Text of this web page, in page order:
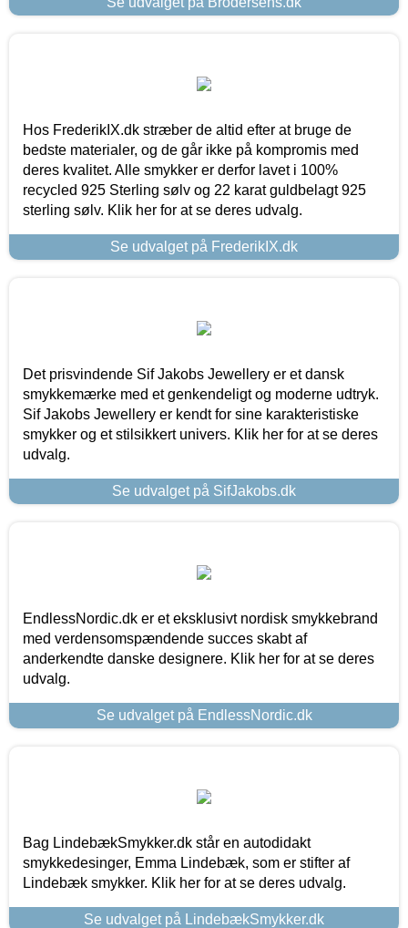
Hos FrederikIX.dk stræber de altid efter at bruge de
bedste materialer, og de går ikke på kompromis med
deres kvalitet. Alle smykker er derfor lavet i 100%
recycled 925 Sterling sølv og 22 karat guldbelagt 925
sterling sølv. Klik her for at se deres udvalg.
Se udvalget på FrederikIX.dk
Det prisvindende Sif Jakobs Jewellery er et dansk
smykkemærke med et genkendeligt og moderne udtryk.
Sif Jakobs Jewellery er kendt for sine karakteristiske
smykker og et stilsikkert univers. Klik her for at se deres
udvalg.
Se udvalget på SifJakobs.dk
EndlessNordic.dk er et eksklusivt nordisk smykkebrand
med verdensomspændende succes skabt af
anderkendte danske designere. Klik her for at se deres
udvalg.
Se udvalget på EndlessNordic.dk
Bag LindebækSmykker.dk står en autodidakt
smykkedesinger, Emma Lindebæk, som er stifter af
Lindebæk smykker. Klik her for at se deres udvalg.
Se udvalget på LindebækSmykker.dk